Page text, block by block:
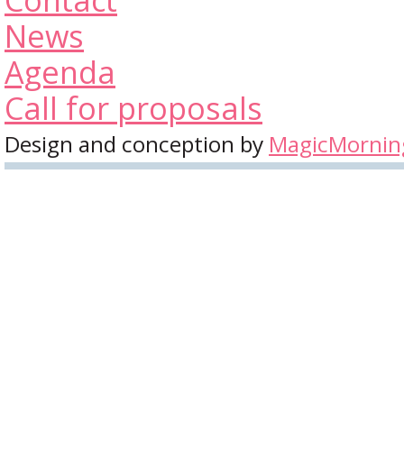
News
Agenda
Call for proposals
Design and conception by